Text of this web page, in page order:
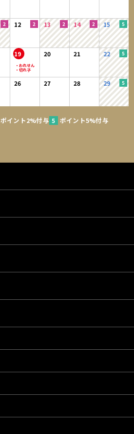
12 13 14 15
19 20 21 22
26 27 28 29
ポイント2%付与
ポイント5%付与